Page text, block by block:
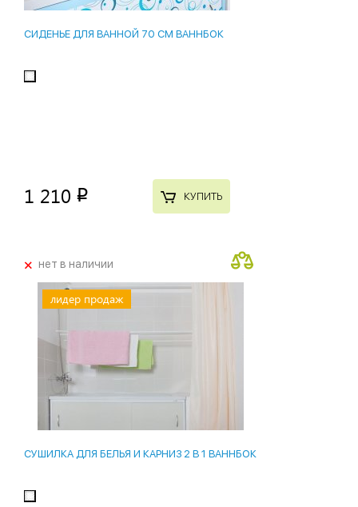
СИДЕНЬЕ ДЛЯ ВАННОЙ 70 СМ ВАННБОК
1 210 p КУПИТЬ
+нет в наличии
лидер продаж
СУШИЛКА ДЛЯ БЕЛЬЯ И КАРНИЗ 2 В 1 ВАННБОК